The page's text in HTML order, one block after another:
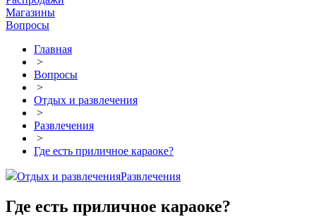
Магазины
Вопросы
Главная
>
Вопросы
>
Отдых и развлечения
>
Развлечения
>
Где есть приличное караоке?
Отдых и развлеченияРазвлечения
Где есть приличное караоке?